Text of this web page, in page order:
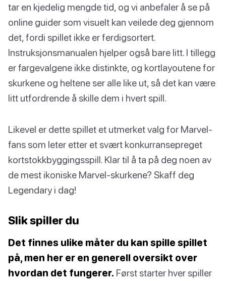
tar en kjedelig mengde tid, og vi anbefaler å se på
online guider som visuelt kan veilede deg gjennom
det, fordi spillet ikke er ferdigsortert.
Instruksjonsmanualen hjelper også bare litt. I tillegg
er fargevalgene ikke distinkte, og kortlayoutene for
skurkene og heltene ser alle like ut, så det kan være
litt utfordrende å skille dem i hvert spill.
Likevel er dette spillet et utmerket valg for Marvel-
fans som leter etter et svært konkurransepreget
kortstokkbyggingsspill. Klar til å ta på deg noen av
de mest ikoniske Marvel-skurkene? Skaff deg
Legendary i dag!
Slik spiller du
Det finnes ulike måter du kan spille spillet
på, men her er en generell oversikt over
hvordan det fungerer. Først starter hver spiller